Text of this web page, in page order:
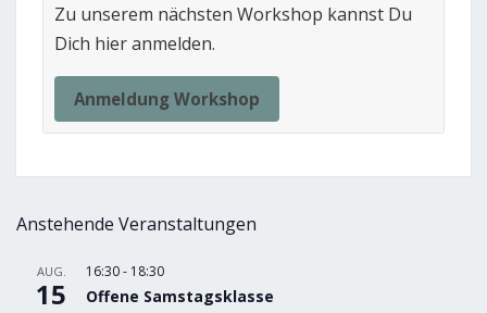
Zu unserem nächsten Workshop kannst Du
Dich hier anmelden.
Anmeldung Workshop
Anstehende Veranstaltungen
AUG.
15
16:30- 18:30
Offene Samstagsklasse